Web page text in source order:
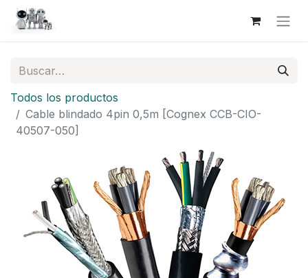
Todos los productos
Cable blindado 4pin 0,5m [Cognex CCB-CIO-
40507-050]